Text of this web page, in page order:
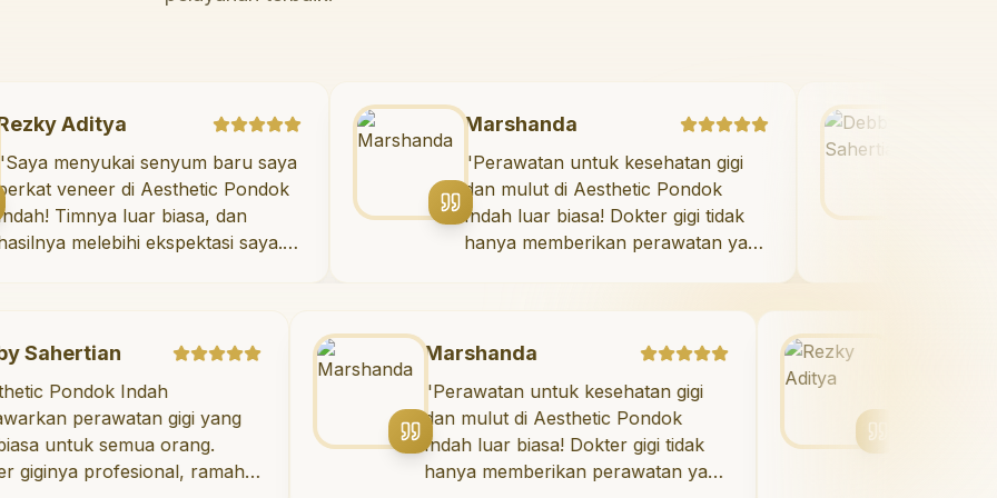
Rezky Aditya
"Saya menyukai senyum baru saya
berkat veneer di Aesthetic Pondok
Indah! Timnya luar biasa, dan
hasilnya melebihi ekspektasi saya.
Marshanda
"Perawatan untuk kesehatan gigi
dan mulut di Aesthetic Pondok
Indah luar biasa! Dokter gigi tidak
hanya memberikan perawatan yang
mengedukasi saya mengenai teknik
perawatan dan pembersihan gigi
direkomendasikan!"
Indah
gigi yang
semua orang.
profesional, ramah,
Marshanda
Perawatan untuk kesehatan gigi
dan mulut di Aesthetic Pondok
Indah luar biasa! Dokter gigi tidak
hanya memberikan perawatan yang
Rezky Aditya
" Saya menyukai
berkat veneer di
Indah! Timnya luar